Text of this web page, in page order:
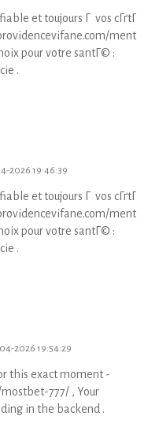
et toujours Г vos
pour votre santГ© :
.
2026 19:46:39
et toujours Г vos
pour votre santГ© :
.
2026 19:54:29
this exact moment -
777/ , Your
in the backend .